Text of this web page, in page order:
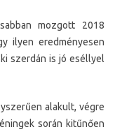
mozgott 2018
ilyen eredményesen
szerdán is jó eséllyel
alakult, végre
során kitűnően